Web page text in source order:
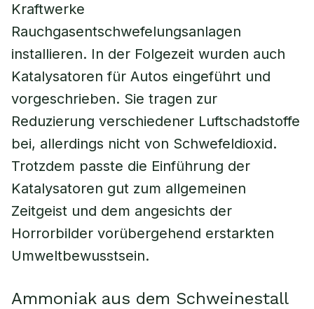
Kraftwerke
Rauchgasentschwefelungsanlagen
installieren. In der Folgezeit wurden auch
Katalysatoren für Autos eingeführt und
vorgeschrieben. Sie tragen zur
Reduzierung verschiedener Luftschadstoffe
bei, allerdings nicht von Schwefeldioxid.
Trotzdem passte die Einführung der
Katalysatoren gut zum allgemeinen
Zeitgeist und dem angesichts der
Horrorbilder vorübergehend erstarkten
Umweltbewusstsein.
Ammoniak aus dem Schweinestall